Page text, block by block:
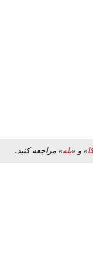
» و «بله» مراجعه کنید.